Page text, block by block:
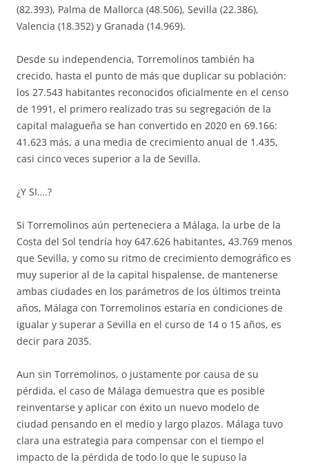
(82.393), Palma de Mallorca (48.506), Sevilla (22.386),
Valencia (18.352) y Granada (14.969).
Desde su independencia, Torremolinos también ha
crecido, hasta el punto de más que duplicar su población:
los 27.543 habitantes reconocidos oficialmente en el censo
de 1991, el primero realizado tras su segregación de la
capital malagueña se han convertido en 2020 en 69.166:
41.623 más, a una media de crecimiento anual de 1.435,
casi cinco veces superior a la de Sevilla.
¿Y SI….?
Si Torremolinos aún perteneciera a Málaga, la urbe de la
Costa del Sol tendría hoy 647.626 habitantes, 43.769 menos
que Sevilla, y como su ritmo de crecimiento demográfico es
muy superior al de la capital hispalense, de mantenerse
ambas ciudades en los parámetros de los últimos treinta
años, Málaga con Torremolinos estaría en condiciones de
igualar y superar a Sevilla en el curso de 14 o 15 años, es
decir para 2035.
Aun sin Torremolinos, o justamente por causa de su
pérdida, el caso de Málaga demuestra que es posible
reinventarse y aplicar con éxito un nuevo modelo de
ciudad pensando en el medio y largo plazos. Málaga tuvo
clara una estrategia para compensar con el tiempo el
impacto de la pérdida de todo lo que le supuso la